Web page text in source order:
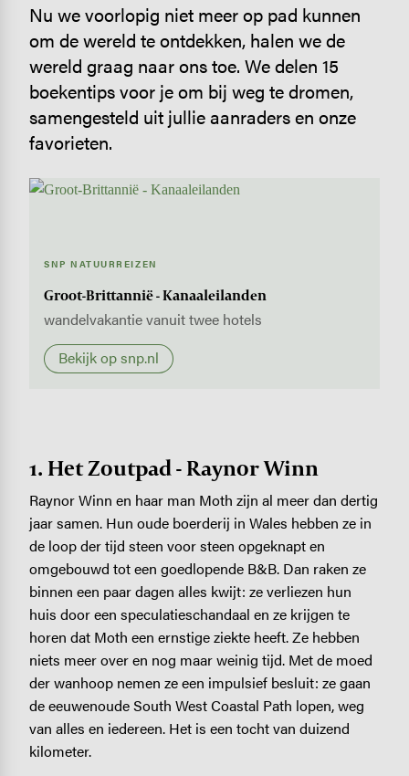
SNP NATUURREIZEN
Groot-Brittannië - Kanaaleilanden
wandelvakantie vanuit twee hotels
Bekijk op snp.nl
Nu we voorlopig niet meer op pad kunnen
om de wereld te ontdekken, halen we de
wereld graag naar ons toe. We delen 15
boekentips voor je om bij weg te dromen,
samengesteld uit jullie aanraders en onze
favorieten.
1. Het Zoutpad - Raynor Winn
Raynor Winn en haar man Moth zijn al meer dan dertig
jaar samen. Hun oude boerderij in Wales hebben ze in
de loop der tijd steen voor steen opgeknapt en
omgebouwd tot een goedlopende B&B. Dan raken ze
binnen een paar dagen alles kwijt: ze verliezen hun
huis door een speculatieschandaal en ze krijgen te
horen dat Moth een ernstige ziekte heeft. Ze hebben
niets meer over en nog maar weinig tijd. Met de moed
der wanhoop nemen ze een impulsief besluit: ze gaan
de eeuwenoude South West Coastal Path lopen, weg
van alles en iedereen. Het is een tocht van duizend
kilometer.